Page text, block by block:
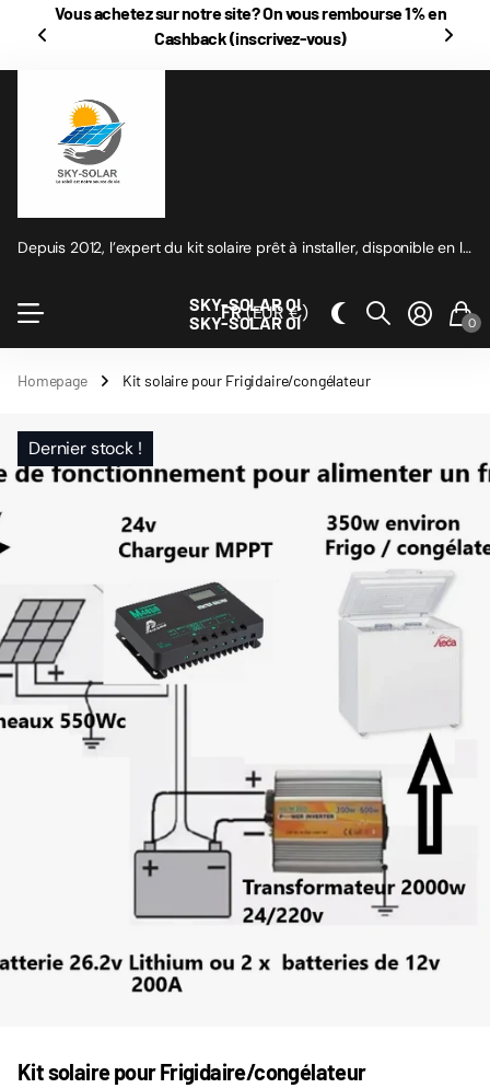
Vous achetez sur notre site? On vous rembourse1% en
Cashback(inscrivez-vous)
Depuis 2012, l’expert du kit solaire prêt à installer, disponible en ligne
SKY-SOLAR OI
SKY-SOLAR OI
FR(EUR €) 0
Homepage Kit solaire pour Frigidaire/congélateur
Dernier stock !
Kit solaire pour Frigidaire/congélateur